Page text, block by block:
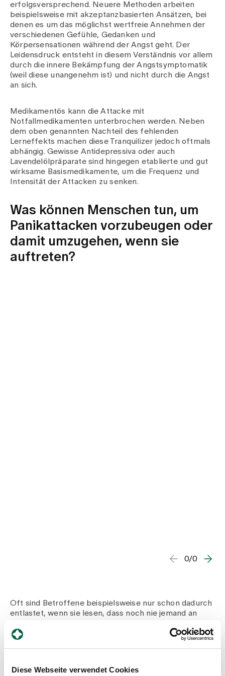
Diese Webseite verwendet Cookies
erfolgsversprechend. Neuere Methoden arbeiten
beispielsweise mit akzeptanzbasierten Ansätzen, bei
denen es um das möglichst wertfreie Annehmen der
verschiedenen Gefühle, Gedanken und
Körpersensationen während der Angst geht. Der
Leidensdruck entsteht in diesem Verständnis vor allem
durch die innere Bekämpfung der Angstsymptomatik
(weil diese unangenehm ist) und nicht durch die Angst
an sich.
Medikamentös kann die Attacke mit
Notfallmedikamenten unterbrochen werden. Neben
dem oben genannten Nachteil des fehlenden
Lerneffekts machen diese Tranquilizer jedoch oftmals
abhängig. Gewisse Antidepressiva oder auch
Lavendelölpräparate sind hingegen etablierte und gut
wirksame Basismedikamente, um die Frequenz und
Intensität der Attacken zu senken.
Was können Menschen tun, um
Panikattacken vorzubeugen oder
damit umzugehen, wenn sie
auftreten?
0/0
Oft sind Betroffene beispielsweise nur schon dadurch
entlastet, wenn sie lesen, dass noch nie jemand an
Attacken dieser Gedanke tatsächlich oftmals auftritt
und diesem auch Glauben geschenkt wird. Immer
und die Disziplin haben, sich auf eine solche